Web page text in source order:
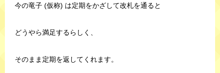
今の竜子 (仮称) は定期をかざして改札を通ると
どうやら満足するらしく、
そのまま定期を返してくれます。